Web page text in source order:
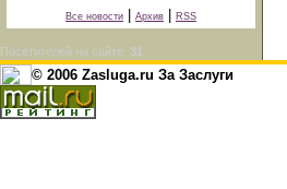
Все новости Архив RSS
Посетителей на сайте: 31
© 2006 Zasluga.ru За Заслуги